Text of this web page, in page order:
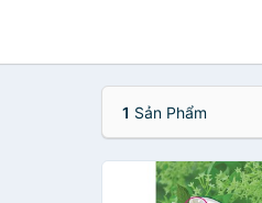
1 Sản Phẩm